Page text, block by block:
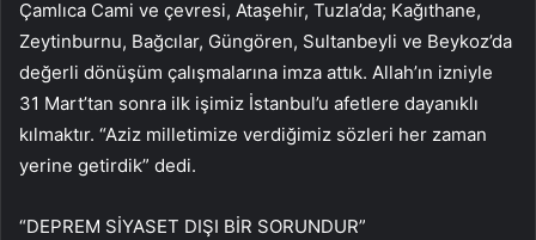
Çamlıca Cami ve çevresi, Ataşehir, Tuzla’da; Kağıthane,
Zeytinburnu, Bağcılar, Güngören, Sultanbeyli ve Beykoz’da
değerli dönüşüm çalışmalarına imza attık. Allah’ın izniyle
31 Mart’tan sonra ilk işimiz İstanbul’u afetlere dayanıklı
kılmaktır. “Aziz milletimize verdiğimiz sözleri her zaman
yerine getirdik” dedi.
“DEPREM SİYASET DIŞI BİR SORUNDUR”